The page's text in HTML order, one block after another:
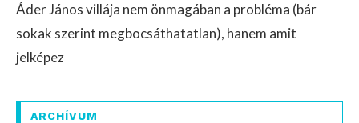
Áder János villája nem önmagában a probléma (bár
sokak szerint megbocsáthatatlan), hanem amit
jelképez
ARCHÍVUM